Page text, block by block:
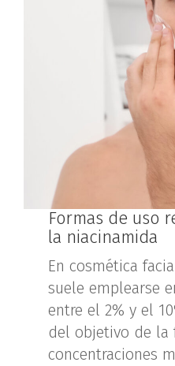
Formas de uso
la niacinamida
En cosmética
suele emplearse
entre el 2% y el
del objetivo de la
concentraciones